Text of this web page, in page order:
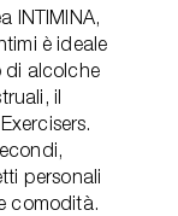
INTIMINA,
è ideale
di alcolche
il
personali
comodità.